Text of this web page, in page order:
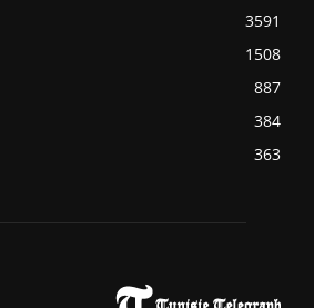
3591
1508
887
384
363